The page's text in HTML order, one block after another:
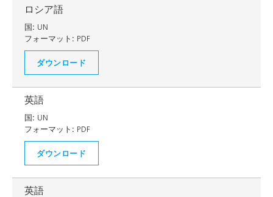
ロシア語
国: UN
フォーマット: PDF
ダウンロード
英語
国: UN
フォーマット: PDF
ダウンロード
英語